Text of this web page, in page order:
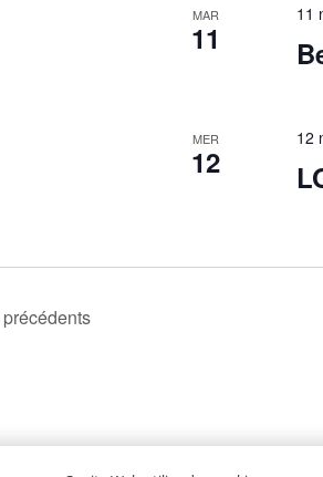
MAR
11
11
MER
12
12
précédents